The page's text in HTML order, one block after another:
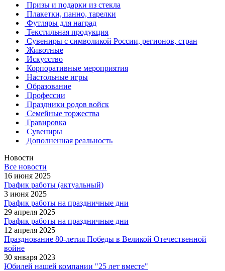
Призы и подарки из стекла
Плакетки, панно, тарелки
Футляры для наград
Текстильная продукция
Сувениры с символикой России, регионов, стран
Животные
Искусство
Корпоративные мероприятия
Настольные игры
Образование
Профессии
Праздники родов войск
Семейные торжества
Гравировка
Сувениры
Дополненная реальность
Новости
Все новости
16 июня 2025
График работы (актуальный)
3 июня 2025
График работы на праздничные дни
29 апреля 2025
График работы на праздничные дни
12 апреля 2025
Празднование 80-летия Победы в Великой Отечественной
войне
30 января 2023
Юбилей нашей компании "25 лет вместе"